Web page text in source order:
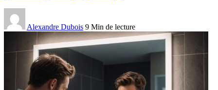
Alexandre Dubois 9 Min de lecture